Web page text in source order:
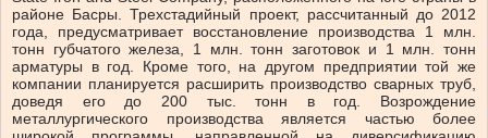
районе Басры. Трехстадийный проект, рассчитанный до 2012
года, предусматривает восстановление производства 1 млн.
тонн губчатого железа, 1 млн. тонн заготовок и 1 млн. тонн
арматуры в год. Кроме того, на другом предприятии той же
компании планируется расширить производство сварных труб,
доведя его до 200 тыс. тонн в год. Возрождение
металлургического производства является частью более